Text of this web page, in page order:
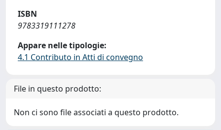
ISBN
9783319111278
Appare nelle tipologie:
4.1 Contributo in Atti di convegno
File in questo prodotto:
Non ci sono file associati a questo prodotto.